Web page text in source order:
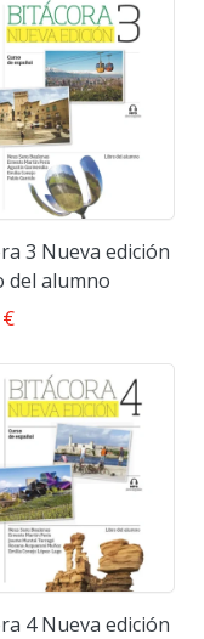
3 Nueva edición
del alumno
4 Nueva edición